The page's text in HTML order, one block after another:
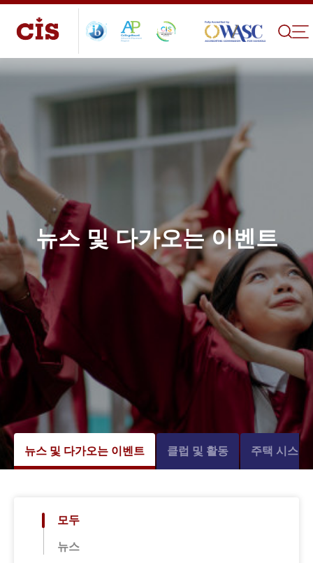
뉴스 및 다가오는 이벤트
뉴스 및 다가오는 이벤트 클럽 및 활동 주택 시스템
모두
뉴스